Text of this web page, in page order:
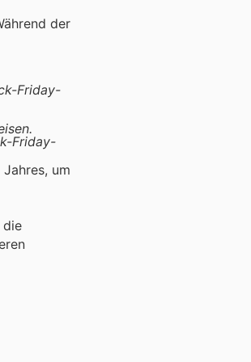
der
Friday-
Friday-
um
die